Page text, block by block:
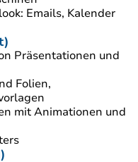
Emails, Kalender
Präsentationen und
Folien,
mit Animationen und